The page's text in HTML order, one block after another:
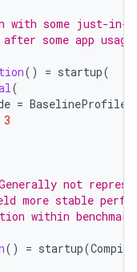
with some just-in-
some app
() = startup(
(
=
3
not
more stable
within
() = startup(